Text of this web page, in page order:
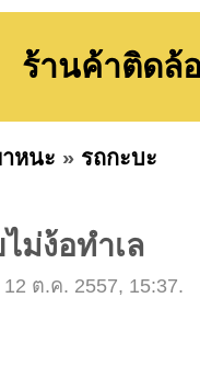
ร้านค้าติดล้
หนะ » รถกะบะ
ม่ง้อทำเล
ต.ค. 2557, 15:37.